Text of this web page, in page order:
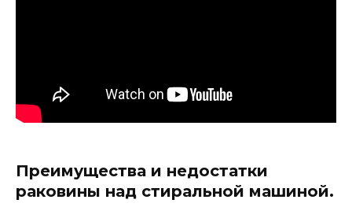
Преимущества и недостатки
раковины над стиральной машиной.